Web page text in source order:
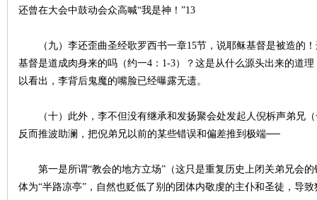
还曾在大会中鼓动会众高喊“我是神！”13
（九）李还歪曲圣经歌罗西书一章15节，说耶稣基督是被造的！
基督是道成肉身来的吗（约一4：1-3）？这是从什么源头出来的道
以看出，李背后鬼魔的嘴脸已经曝露无遗。
（十）此外，李不但没有继承和发扬聚会处发起人倪柝声弟兄（
反而推波助澜，把倪弟兄以前的某些错误和偏差推到极端──
第一是所谓“教会的地方立场”（这只是重复历史上闭关弟兄会的
体为“半路凉亭”，自然也贬低了别的团体内敬虔的主仆和圣徒，导